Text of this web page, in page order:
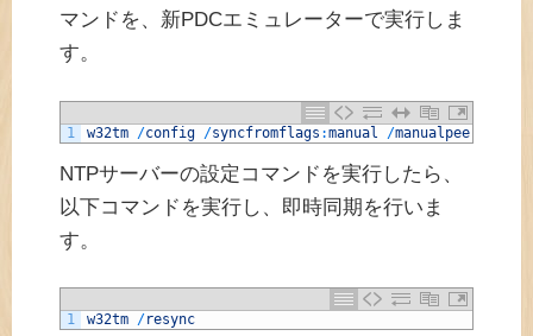
マンドを、新PDCエミュレーターで実行しま
す。
1 w32tm /config /syncfromflags :manual /manualpeerlist
NTPサーバーの設定コマンドを実行したら、
以下コマンドを実行し、即時同期を行いま
す。
1 w32tm /resync